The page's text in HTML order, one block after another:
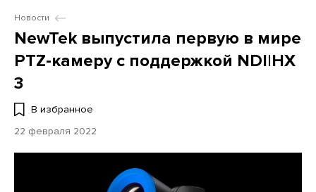
Новости
NewTek выпустила первую в мире
PTZ-камеру с поддержкой NDI|HX
3
В избранное
22 февраля 2022